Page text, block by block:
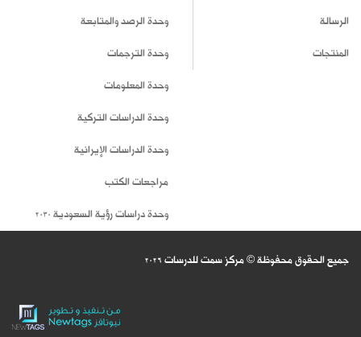
الرسالة
المنتجات
وحدة الرصد والمتابعة
وحدة الترجمات
وحدة المعلومات
وحدة الدراسات التركية
وحدة الدراسات الإيرانية
مراجعات الكتب
وحدة دراسات رؤية السعودية 2030
جميع الحقوق محفوظة © مركز سمت للدرسات2026